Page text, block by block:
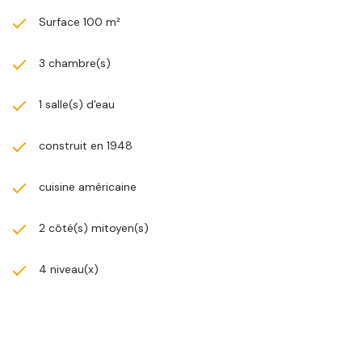
Surface 100 m²
3 chambre(s)
1 salle(s) d'eau
construit en 1948
cuisine américaine
2 côté(s) mitoyen(s)
4 niveau(x)